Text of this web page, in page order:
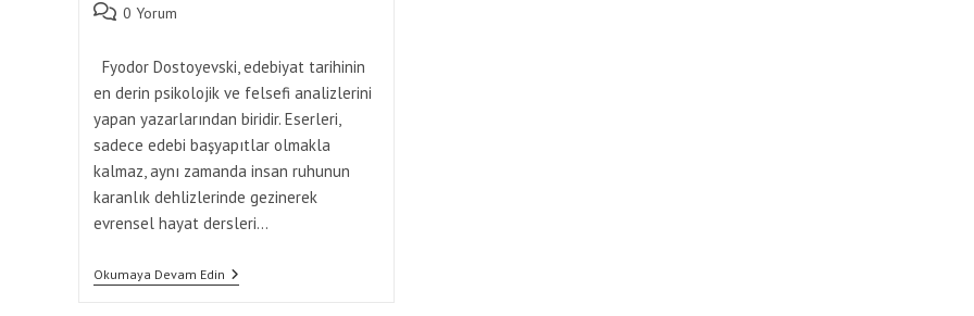
Post 0 Yorum
Fyodor Dostoyevski, edebiyat tarihinin
en derin psikolojik ve felsefi analizlerini
yapan yazarlarından biridir. Eserleri,
sadece edebi başyapıtlar olmakla
kalmaz, aynı zamanda insan ruhunun
karanlık dehlizlerinde gezinerek
evrensel hayat dersleri…
Okumaya Devam EdinDostoyevski’nin